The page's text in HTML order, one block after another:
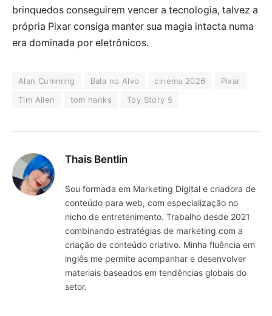
brinquedos conseguirem vencer a tecnologia, talvez a
própria Pixar consiga manter sua magia intacta numa
era dominada por eletrônicos.
Alan Cumming Bala no Alvo cinema 2026
Pixar
Tim Allen
tom hanks Toy Story 5
Thais Bentlin
Sou formada em Marketing Digital e criadora de
conteúdo para web, com especialização no
nicho de entretenimento. Trabalho desde 2021
combinando estratégias de marketing com a
criação de conteúdo criativo. Minha fluência em
inglês me permite acompanhar e desenvolver
materiais baseados em tendências globais do
setor.